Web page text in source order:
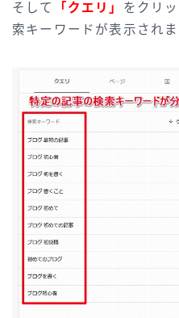
そして 「クエリ」 をクリ
索キーワードが表示されま